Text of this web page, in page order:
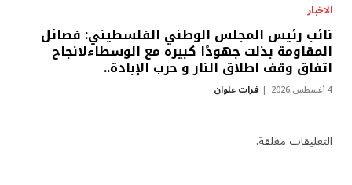
الاخبار
نائب رئيس المجلس الوطني الفلسطيني: فصائل
المقاومة بذلت جهودًا كبيره مع الوسطاءلانجاح
اتفاق وقف اطلاق النار و حرب الإبادة..
4 أغسطس,2026 فرات علوان
التعليقات مغلقة.